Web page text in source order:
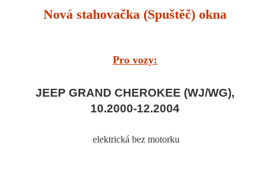
Nová stahovačka (Spuštěč) okna
Pro vozy:
JEEP GRAND CHEROKEE (WJ/WG),
10.2000-12.2004
elektrická bez motorku